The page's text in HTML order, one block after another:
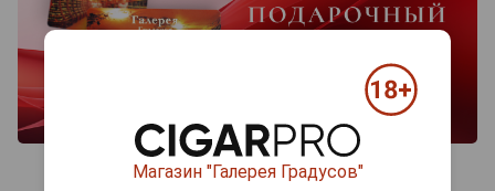
Магазин "Галерея Градусов"